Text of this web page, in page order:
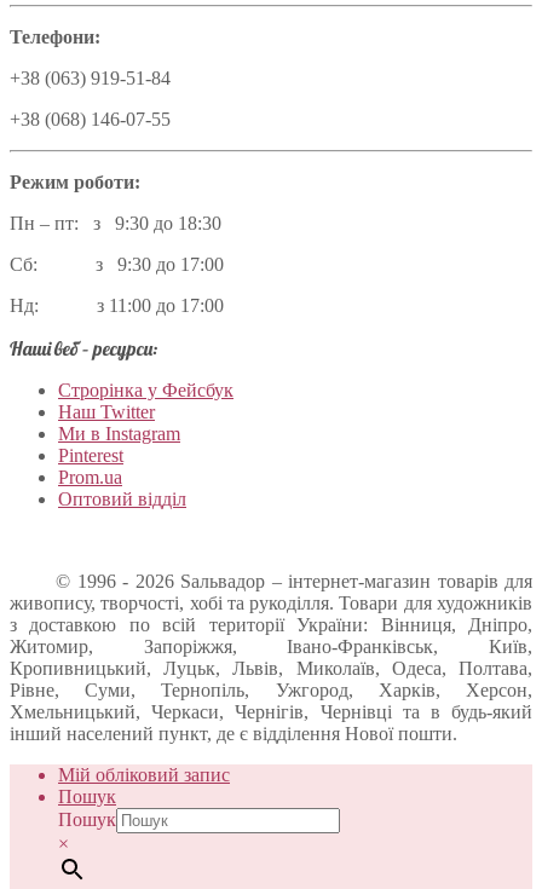
Телефони:
+38 (063) 919-51-84
+38 (068) 146-07-55
Режим роботи:
Пн – пт: з 9:30 до 18:30
Сб: з 9:30 до 17:00
Нд: з 11:00 до 17:00
Наші веб – ресурси:
Строрінка у Фейсбук
Наш Twitter
Ми в Instagram
Pinterest
Prom.ua
Оптовий відділ
© 1996 - 2026 Sальвадор – інтернет-магазин товарів для
живопису, творчості, хобі та рукоділля. Товари для художників
з доставкою по всій території України: Вінниця, Дніпро,
Житомир, Запоріжжя, Івано-Франківськ, Київ,
Кропивницький, Луцьк, Львів, Миколаїв, Одеса, Полтава,
Рівне, Суми, Тернопіль, Ужгород, Харків, Херсон,
Хмельницький, Черкаси, Чернігів, Чернівці та в будь-який
інший населений пункт, де є відділення Нової пошти.
Мій обліковий запис
Пошук
Пошук
×